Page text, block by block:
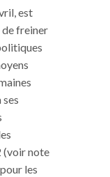
est
de freiner
(voir note
les